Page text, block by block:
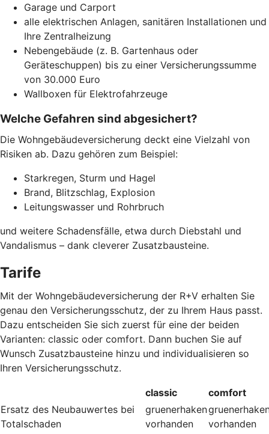
Garage und Carport
alle elektrischen Anlagen, sanitären Installationen und
Ihre Zentralheizung
Nebengebäude (z. B. Gartenhaus oder
Geräteschuppen) bis zu einer Versicherungssumme
von 30.000 Euro
Wallboxen für Elektrofahrzeuge
Welche Gefahren sind abgesichert?
Die Wohngebäudeversicherung deckt eine Vielzahl von
Risiken ab. Dazu gehören zum Beispiel:
Starkregen, Sturm und Hagel
Brand, Blitzschlag, Explosion
Leitungswasser und Rohrbruch
und weitere Schadensfälle, etwa durch Diebstahl und
Vandalismus – dank cleverer Zusatzbausteine.
Tarife
Mit der Wohngebäudeversicherung der R+V erhalten Sie
genau den Versicherungsschutz, der zu Ihrem Haus passt.
Dazu entscheiden Sie sich zuerst für eine der beiden
Varianten: classic oder comfort. Dann buchen Sie auf
Wunsch Zusatzbausteine hinzu und individualisieren so
Ihren Versicherungsschutz.
classic
comfort
Ersatz des Neubauwertes bei
Totalschaden
gruenerhaken
vorhanden
vorhanden